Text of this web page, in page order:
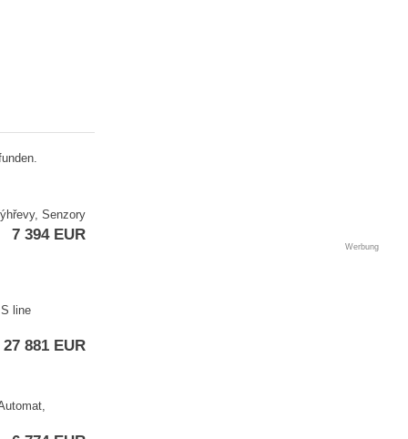
Senzory
7 394 EUR
line
27 881 EUR
Werbung